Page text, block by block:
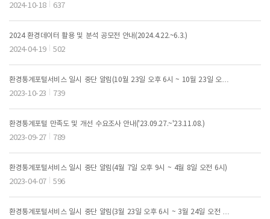
2024-10-18 637
2024 환경데이터 활용 및 분석 공모전 안내(2024.4.22.~6.3.)
2024-04-19 502
환경통계포털서비스 일시 중단 알림(10월 23일 오후 6시 ~ 10월 23일 오후
9시)
2023-10-23 739
환경통계포털 만족도 및 개선 수요조사 안내('23.09.27.~'23.11.08.)
2023-09-27 789
환경통계포털서비스 일시 중단 알림(4월 7일 오후 9시 ~ 4월 8일 오전 6시)
2023-04-07 596
환경통계포털서비스 일시 중단 알림(3월 23일 오후 6시 ~ 3월 24일 오전 3